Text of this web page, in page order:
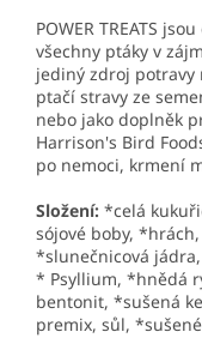
POWER TREATS
všechny ptáky v
jediný zdroj potravy
ptačí stravy ze
nebo jako doplněk
Harrison's Bird
po nemoci, krmení
Složení: *celá
sójové boby,
*slunečnicová
* Psyllium, *hnědá
bentonit, *sušená
premix, sůl,